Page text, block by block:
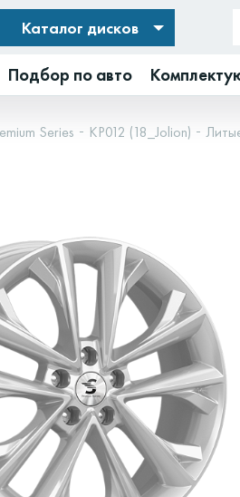
Каталог дисков
Подбор по авто
Series КР012 (18_Jolion)